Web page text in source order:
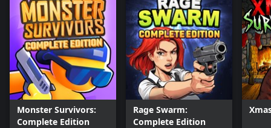
Monster Survivors:
Complete Edition
Rage Swarm:
Complete Edition